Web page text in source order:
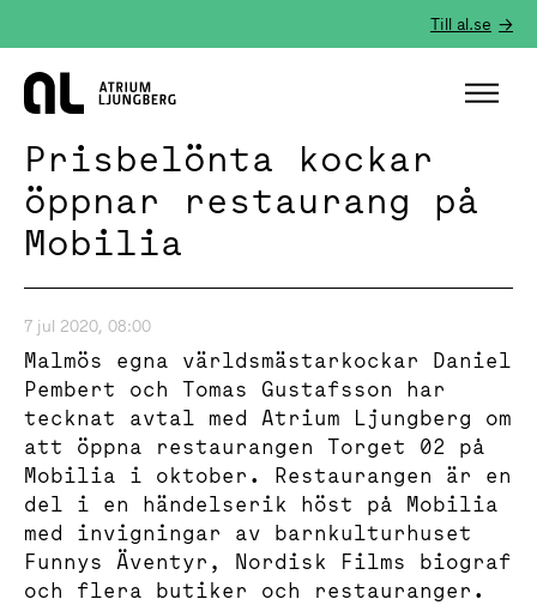
Till al.se
Hem
Prisbelönta kockar
öppnar restaurang på
Mobilia
7 jul 2020, 08:00
Malmös egna världsmästarkockar Daniel
Pembert och Tomas Gustafsson har
tecknat avtal med Atrium Ljungberg om
att öppna restaurangen Torget 02 på
Mobilia i oktober. Restaurangen är en
del i en händelserik höst på Mobilia
med invigningar av barnkulturhuset
Funnys Äventyr, Nordisk Films biograf
och flera butiker och restauranger.